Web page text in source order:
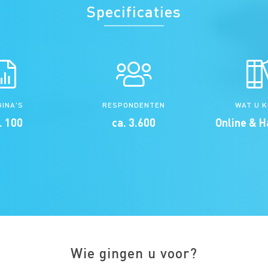
Specificaties
100
RESPONDENTEN
ca. 3.600
WAT U
Online &
Wie gingen u voor?